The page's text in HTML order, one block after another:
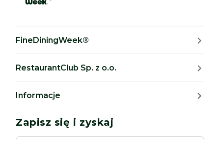
FineDiningWeek®
RestaurantClub Sp. z o.o.
Informacje
Zapisz się i zyskaj